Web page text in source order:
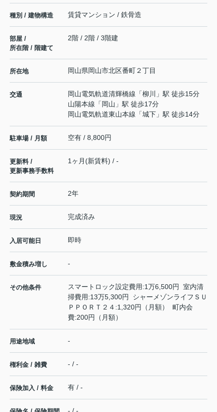
種別 / 建物構造 賃貸マンション / 鉄骨造
部屋 /
所在階 / 階建て
2階 / 2階 / 3階建
所在地 岡山県岡山市北区番町２丁目
交通 岡山電気軌道清輝橋線 「柳川
」駅 徒歩15分
山陽本線 「 岡山 」駅 徒歩17分
岡山電気軌道東山本線 「城下 」駅 徒歩14分
駐車場 / 月額 空有 / 8,800円
更新料 /
更新事務手数料
1ヶ月(新賃料) / -
契約期間 2年
現況 完成済み
入居可能日 即時
敷金積み増し -
その他条件
スマートロック設定費用:1万6,500円 室内清
掃費用:13万5,300円 シャーメゾンライフＳＵ
ＰＰＯＲＴ２４:1,320円（月額） 町内会
費:200円（月額）
用途地域 -
権利金 / 雑費 - / -
保険加入 / 料金 有 / -
- / -